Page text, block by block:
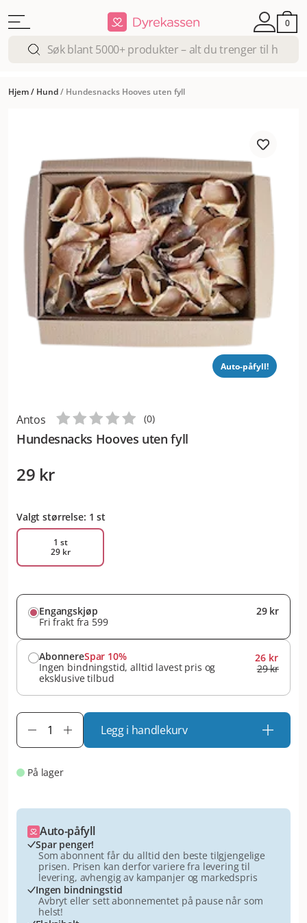
0
Hjem/ Hund/ Hundesnacks Hooves uten fyll
Auto-påfyll!
Antos
Hundesnacks Hooves uten fyll
(0)
29 kr
Valgt størrelse: 1 st
1 st
29 kr
Engangskjøp
Fri frakt fra 599
29 kr
AbonnereSpar 10%
Ingen bindningstid, alltid lavest pris og
eksklusive tilbud
26 kr
29 kr
Legg i handlekurv
På lager
Auto-påfyll
Spar penger!
Som abonnent får du alltid den beste tilgjengelige
prisen. Prisen kan derfor variere fra levering til
levering, avhengig av kampanjer og markedspris
Ingen bindningstid
Avbryt eller sett abonnementet på pause når som
helst!